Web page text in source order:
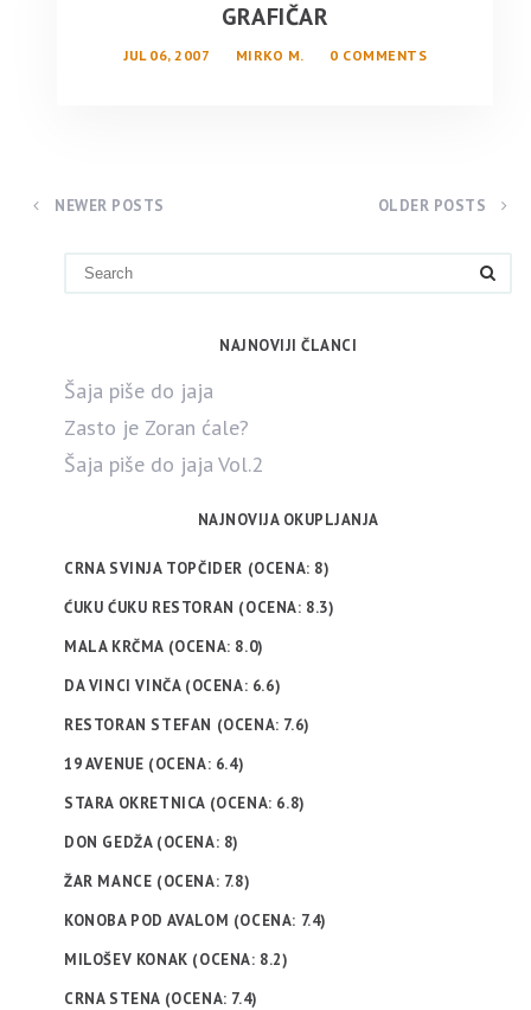
GRAFIČAR
JUL 06, 2007 MIRKO M. 0 COMMENTS
NEWER POSTS OLDER POSTS
NAJNOVIJI ČLANCI
Šaja piše do jaja
Zasto je Zoran ćale?
Šaja piše do jaja Vol.2
NAJNOVIJA OKUPLJANJA
CRNA SVINJA TOPČIDER (OCENA: 8)
ĆUKU ĆUKU RESTORAN (OCENA: 8.3)
MALA KRČMA (OCENA: 8.0)
DA VINCI VINČA (OCENA: 6.6)
RESTORAN STEFAN (OCENA: 7.6)
19 AVENUE (OCENA: 6.4)
STARA OKRETNICA (OCENA: 6.8)
DON GEDŽA (OCENA: 8)
ŽAR MANCE (OCENA: 7.8)
KONOBA POD AVALOM (OCENA: 7.4)
MILOŠEV KONAK (OCENA: 8.2)
CRNA STENA (OCENA: 7.4)